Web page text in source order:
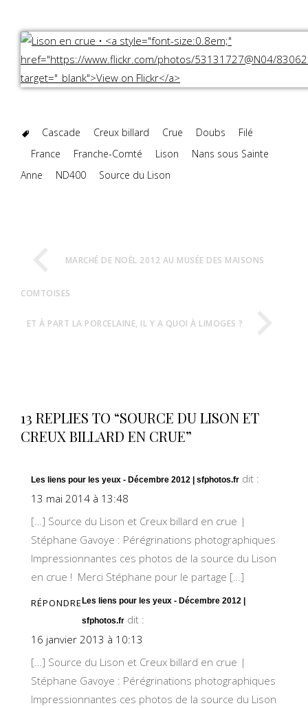
Cascade Creux billard Crue Doubs
Filé
France
Franche-Comté Lison
Nans sous Sainte
Anne
ND400 Source du Lison
MARCHÉ DE NOËL 2012 AU MUSÉE DES MAISONS
COMTOISES
ET À PART LA PORCELAINE, IL Y A QUOI À LIMOGES ?
13 REPLIES TO “SOURCE DU LISON ET
CREUX BILLARD EN CRUE”
Les liens pour les yeux - Décembre 2012 | sfphotos.fr dit :
13 mai 2014 à 13:48
[…] Source du Lison et Creux billard en crue |
Stéphane Gavoye : Pérégrinations photographiques
Impressionnantes ces photos de la source du Lison
en crue ! Merci Stéphane pour le partage […]
RÉPONDRE Les liens pour les yeux - Décembre 2012 |
sfphotos.fr dit :
16 janvier 2013 à 10:13
[…] Source du Lison et Creux billard en crue |
Stéphane Gavoye : Pérégrinations photographiques
Impressionnantes ces photos de la source du Lison